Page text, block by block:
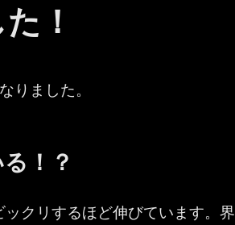
！
りました。
！？
クリするほど伸びています。界